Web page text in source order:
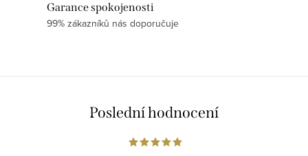
Garance spokojenosti
99% zákazníků nás doporučuje
Poslední hodnocení